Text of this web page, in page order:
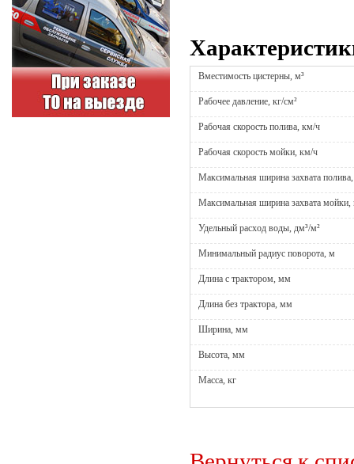
Вместимость цистерны, м³
Рабочее давление, кг/см²
Рабочая скорость полива, км/ч
Рабочая скорость мойки, км/ч
Максимальная ширина захвата
Максимальная ширина захвата мойки,
Удельный расход воды, дм³/м²
Минимальный радиус поворота, м
Длина с трактором, мм
Длина без трактора, мм
Ширина, мм
Высота, мм
Масса, кг